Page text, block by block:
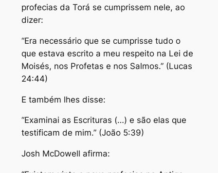
profecias da Torá se cumprissem nele, ao
dizer:
“Era necessário que se cumprisse tudo o
que estava escrito a meu respeito na Lei de
Moisés, nos Profetas e nos Salmos.” (Lucas
24:44)
E também lhes disse:
“Examinai as Escrituras (…) e são elas que
testificam de mim.” (João 5:39)
Josh McDowell afirma: